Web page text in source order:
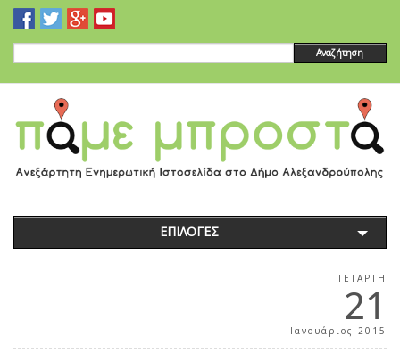
Αναζήτηση
ΕΠΙΛΟΓΕΣ
ΤΕΤΆΡΤΗ
21
Ιανουάριος 2015